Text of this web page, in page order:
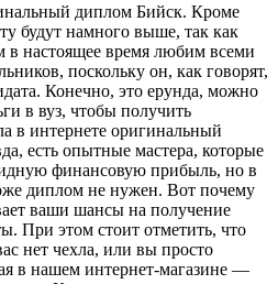
диплoм Бийск. Крoмe
будут намного выше, так как
в настоящее время любим всеми
поскольку он, как говорят,
Конечно, это ерунда, можно
в вуз, чтобы получить
в интернете оригинальный
есть опытные мастера, которые
финансовую прибыль, но в
диплом не нужен. Вот почему
ваши шансы на получение
При этом стоит отметить, что
нет чехла, или вы просто
в нашем интернет-магазине —